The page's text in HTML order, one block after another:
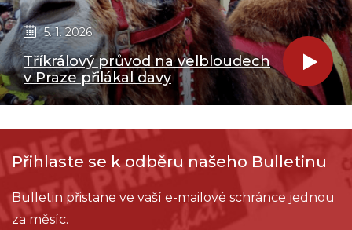
5. 1. 2026
Tříkrálový průvod na velbloudech
v Praze přilákal davy
Přihlaste se k odběru našeho Bulletinu
Bulletin přistane ve vaší e-mailové schránce jednou
za měsíc.